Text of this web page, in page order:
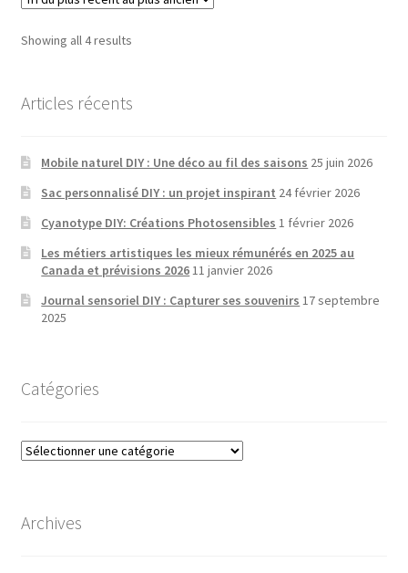
Showing all 4 resultsSorted
Articles récents
Mobile naturel DIY : Une déco au fil des saisons 25 juin 2026
Sac personnalisé DIY : un projet inspirant 24 février 2026
Cyanotype DIY: Créations Photosensibles 1 février 2026
Les métiers artistiques les mieux rémunérés en 2025 au
Canada et prévisions 202611 janvier 2026
Journal sensoriel DIY : Capturer ses souvenirs 17 septembre
2025
Catégories
Catégories
Archives